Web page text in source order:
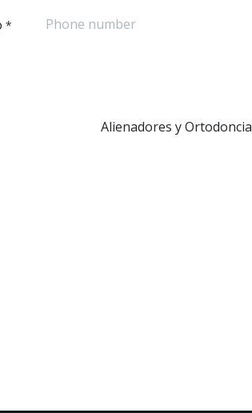
*
Alienadores y Ortodoncia